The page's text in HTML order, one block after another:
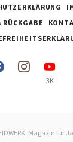
3K
Magazin für